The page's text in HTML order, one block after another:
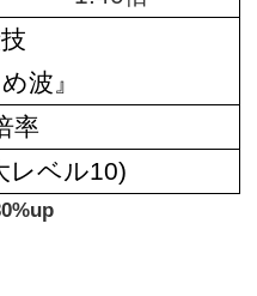
波』
率
レベル10)